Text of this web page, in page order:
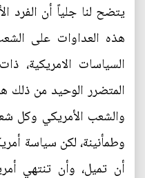
يتضح لنا جلياً أن
هذه العداوات على
السياسات الامريكية،
المتضرر الوحيد من ذلك
والشعب الأمريكي وكل
وطمأنينة، لكن سياسة
أن تميل، وأن تنتهي